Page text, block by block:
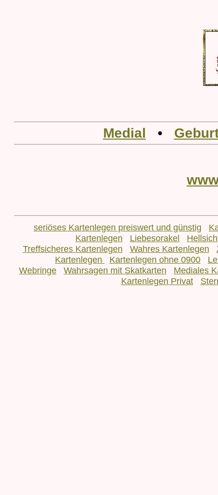
Medial •
seriöses Kartenlegen preiswert und günstig
Kartenlegen
Liebesorakel
Treffsicheres Kartenlegen
Wahres Kartenlegen
Kartenlegen
Kartenlegen ohne 0900
Webringe
Wahrsagen mit Skatkarten
Mediales
Kartenlegen Privat